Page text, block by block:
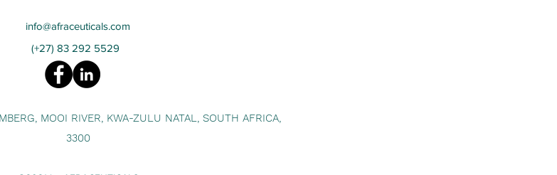
info@afraceuticals.com
(+27) 83 292 5529
MOOI RIVER, KWA-ZULU NATAL, SOUTH AFRICA,
3300